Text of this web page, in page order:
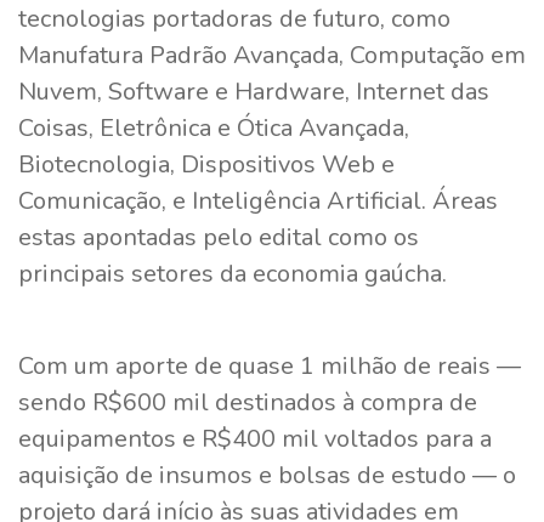
tecnologias portadoras de futuro, como
Manufatura Padrão Avançada, Computação em
Nuvem, Software e Hardware, Internet das
Coisas, Eletrônica e Ótica Avançada,
Biotecnologia, Dispositivos Web e
Comunicação, e Inteligência Artificial. Áreas
estas apontadas pelo edital como os
principais setores da economia gaúcha.
Com um aporte de quase 1 milhão de reais —
sendo R$600 mil destinados à compra de
equipamentos e R$400 mil voltados para a
aquisição de insumos e bolsas de estudo — o
projeto dará início às suas atividades em